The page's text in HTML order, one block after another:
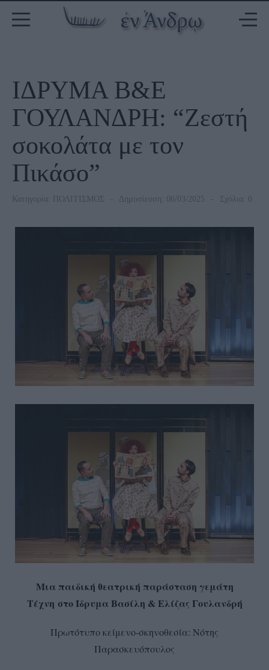
ΙΔΡΥΜΑ Β&Ε
ΓΟΥΛΑΝΔΡΗ: “Ζεστή
σοκολάτα με τον
Πικάσο”
Κατηγορία: ΠΟΛΙΤΙΣΜΟΣ Δημοσίευση: 06/03/2025 Σχόλια: 0
Μια παιδική θεατρική παράσταση γεμάτη
Τέχνη στο Ίδρυμα Βασίλη & Ελίζας Γουλανδρή
Πρωτότυπο κείμενο-σκηνοθεσία: Νότης
Παρασκευόπουλος